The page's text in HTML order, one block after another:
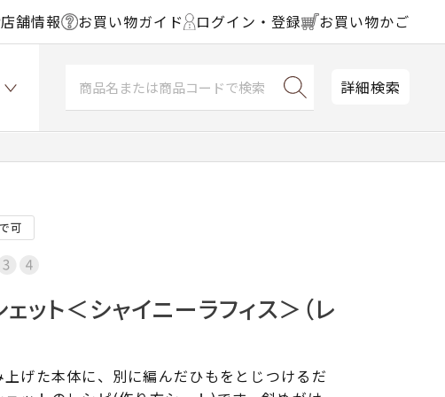
店舗情報 お買い物ガイド ログイン・登録 お買い物かご
詳細検索
可
ット＜シャイニーラフィス＞（レ
げた本体に、別に編んだひもをとじつけるだ